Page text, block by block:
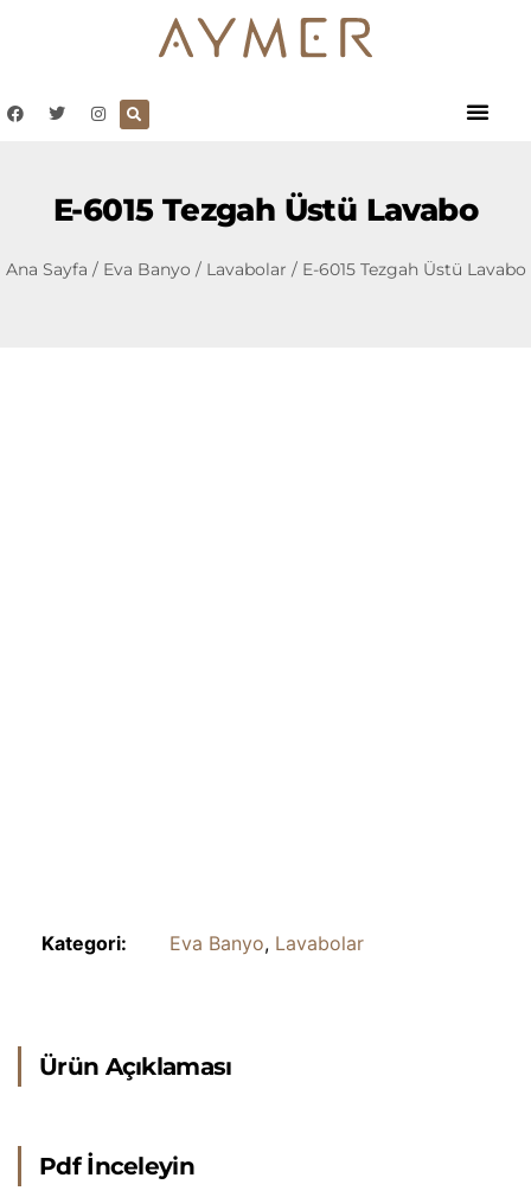
E-6015 Tezgah Üstü Lavabo
Ana Sayfa / Eva Banyo / Lavabolar / E-6015 Tezgah Üstü Lavabo
Kategori: Eva Banyo, Lavabolar
Ürün Açıklaması
Pdf İnceleyin